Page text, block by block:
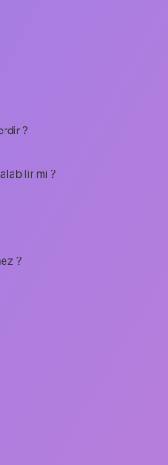
?
mi ?
?